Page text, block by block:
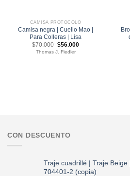
CAMISA PROTOCOLO
Camisa negra | Cuello Mao |
Para Colleras | Lisa
$70.000 El
precio
original
$56.000El
Thomas J. Fiedler
CON DESCUENTO
Traje cuadrillé | Traje
704401-2 (copia)